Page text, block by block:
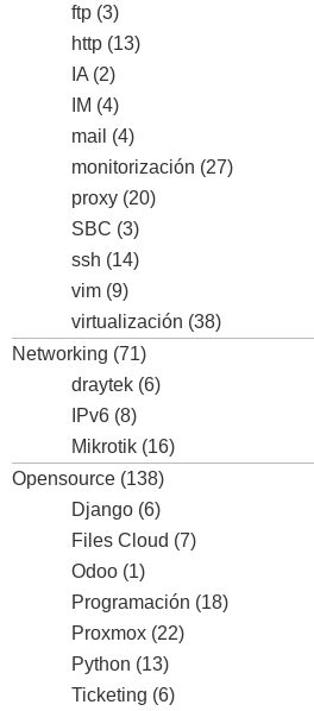
ftp (3)
http (13)
IA (2)
IM (4)
mail (4)
monitorización (27)
proxy (20)
SBC (3)
ssh (14)
vim (9)
virtualización (38)
Networking (71)
draytek (6)
IPv6 (8)
Mikrotik (16)
Opensource (138)
Django (6)
Files Cloud (7)
Odoo (1)
Programación (18)
Proxmox (22)
Python (13)
Ticketing (6)